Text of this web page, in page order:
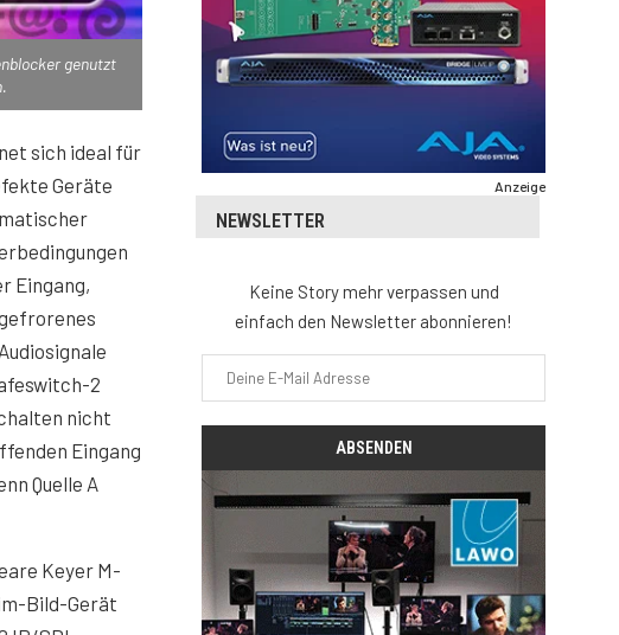
genutzt
sich ideal für
Geräte
Eingang,
2
nicht
Eingang
Quelle A
Keyer M-
Bild-Gerät
Anzeige
NEWSLETTER
Keine Story mehr verpassen und
einfach den Newsletter abonnieren!